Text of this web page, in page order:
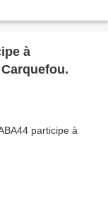
à
à Carquefou.